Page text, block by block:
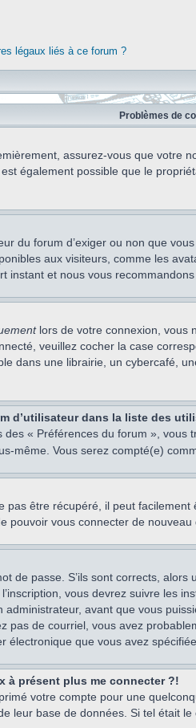
légaux liés à ce forum ?
Problèmes de
assurez-vous que votre
également possible que le
du forum d’exiger ou non que
aux visiteurs, comme les
instant et nous vous
lors de votre connexion, vous
veuillez cocher la case
dans une librairie, un cybercafé,
d’utilisateur dans la liste des
« Préférences du forum », vous
même. Vous serez compté(e)
être récupéré, il peut
pouvoir vous connecter de nouveau
de passe. S’ils sont corrects,
vous devrez suivre les
avant que vous
pas de courriel, vous avez
électronique que vous avez
à présent plus me connecter ?!
votre compte pour une
leur base de données. Si tel était